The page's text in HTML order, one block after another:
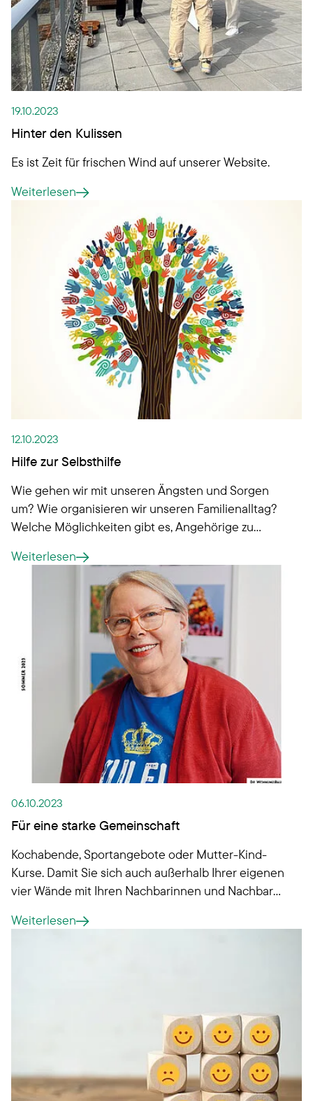
19.10.2023
Hinter den Kulissen
Es ist Zeit für frischen Wind auf unserer Website.
Weiterlesen
12.10.2023
Hilfe zur Selbsthilfe
Wie gehen wir mit unseren Ängsten und Sorgen
um? Wie organisieren wir unseren Familienalltag?
Welche Möglichkeiten gibt es, Angehörige zu
Weiterlesen
06.10.2023
Für eine starke Gemeinschaft
Kochabende, Sportangebote oder Mutter-Kind-
Kurse. Damit Sie sich auch außerhalb Ihrer eigenen
vier Wände mit Ihren Nachbarinnen und Nachbarn
Quartierstreffs einen Raum für Begegnungen.
Weiterlesen